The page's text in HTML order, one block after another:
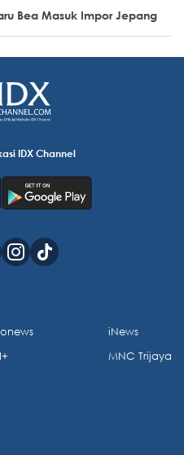
Bea Masuk Impor Jepang
IDX Channel
iNews
MNC Trijaya